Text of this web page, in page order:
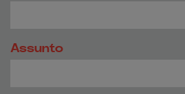
Assunto